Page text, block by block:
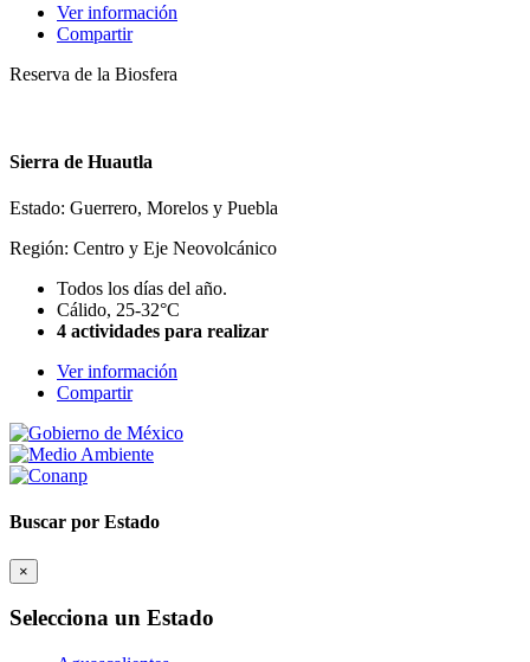
Ver información
Compartir
Reserva de la Biosfera
Sierra de Huautla
Estado: Guerrero, Morelos y Puebla
Región: Centro y Eje Neovolcánico
Todos los días del año.
Cálido, 25-32°C
4 actividades para realizar
Ver información
Compartir
Buscar por Estado
×
Selecciona un Estado